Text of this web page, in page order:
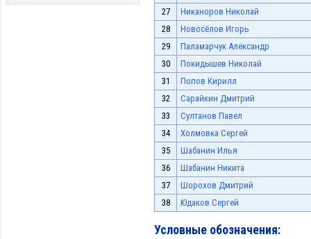
27
Никаноров Николай
28
Новосёлов Игорь
29
Паламарчук Александр
30
Покидышев Николай
31
Попов Кирилл
32
Сарайкин Дмитрий
33
Султанов Павел
34
Холмовка Сергей
35
Шабанин Илья
36
Шабанин Никита
37
Шорохов Дмитрий
38
Юдаков Сергей
Условные обозначения: